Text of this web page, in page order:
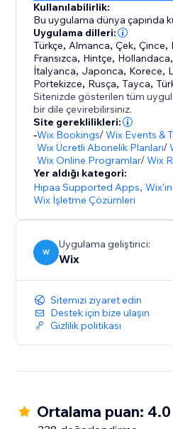
Kullanılabilirlik:
Bu uygulama dünya çapında
Uygulama dilleri:
Türkçe, Almanca,Çek,Çince,
Fransızca, Hintçe, Hollandaca,
İtalyanca, Japonca, Korece,
Portekizce, Rusça,Tayca,
Sitenizde gösterilen tüm
bir dile çevirebilirsiniz.
Site gereklilikleri:
-Wix Bookings/Wix Events &
Wix Ücretli Abonelik Planları/
Wix Online Programlar/Wix
Yer aldığı kategori:
Hipaa Supported Apps,
Wix İşletme Çözümleri
W
Uygulama geliştirici:
Wix
Sitemizi ziyaret edin
Destek için bize ulaşın
Gizlilik politikası
Ortalama puan: 4.0